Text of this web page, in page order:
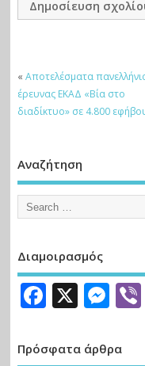
« Αποτελέσματα
έρευνας ΕΚΑΔ «Βία στο
διαδίκτυο» σε 4.800
Αναζήτηση
Διαμοιρασμός
X
Πρόσφατα άρθρα